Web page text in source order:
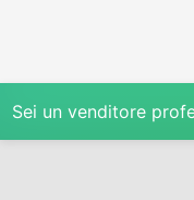
Sei un venditore